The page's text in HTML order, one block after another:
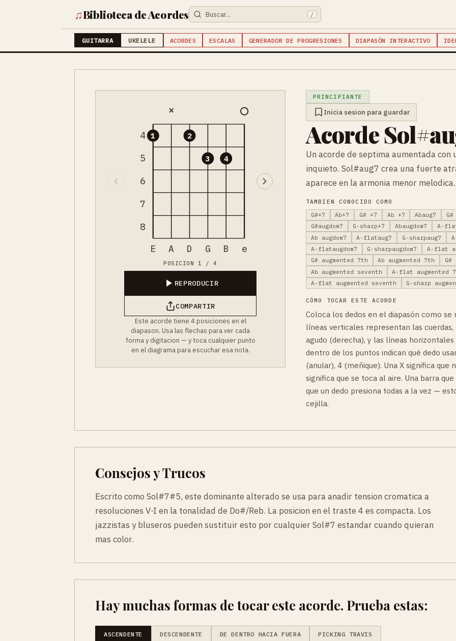
♫Biblioteca de Acordes /
GUITARRA UKELELE ACORDES ESCALAS GENERADOR DE PROGRESIONES DIAPASÓN INTERACTIVO
4
5
6
7
8
×
1 2
3 4
E A D G B e
POSICION 1 / 4
REPRODUCIR
COMPARTIR
Este acorde tiene 4 posiciones en el
diapason. Usa las flechas para ver cada
forma y digitacion — y toca cualquier punto
en el diagrama para escuchar esa nota.
PRINCIPIANTE
Inicia sesion para guardar
Acorde
Un acorde de septima aumentada con
inquieto. Sol#aug7 crea una fuerte
aparece en la armonia menor melodica.
TAMBIEN CONOCIDO COMO
G#+7
Ab+7 G# +7 Ab +7 Abaug7
G#augdom7
G-sharp+7 Abaugdom7 A-
Ab augdom7
A-flataug7 G-sharpaug7
A-flataugdom7
G-sharpaugdom7 A-flat
G# augmented 7th
Ab augmented 7th
G#
Ab augmented seventh
A-flat augmented
A-flat augmented seventh
G-sharp
CÓMO TOCAR ESTE ACORDE
Coloca los dedos en el diapasón como se
líneas verticales representan las cuerdas,
agudo (derecha), y las líneas
dentro de los puntos indican qué dedo
(anular), 4 (meñique). Una X significa que
significa que se toca al aire. Una barra
que un dedo presiona todas a la vez —
cejilla.
Consejos y Trucos
Escrito como Sol#7#5, este dominante alterado se usa para anadir tension cromatica a
resoluciones V-I en la tonalidad de Do#/Reb. La posicion en el traste 4 es compacta. Los
jazzistas y bluseros pueden sustituir esto por cualquier Sol#7 estandar cuando quieran
mas color.
Hay muchas formas de tocar este acorde. Prueba estas:
ASCENDENTE DESCENDENTE DE DENTRO HACIA FUERA PICKING TRAVIS